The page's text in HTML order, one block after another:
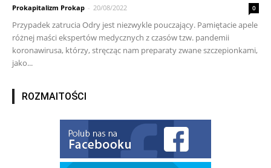
Prokapitalizm Prokap - 20/08/2022 0
Przypadek zatrucia Odry jest niezwykle pouczający. Pamiętacie apele
różnej maści ekspertów medycznych z czasów tzw. pandemii
koronawirusa, którzy, stręcząc nam preparaty zwane szczepionkami,
jako...
ROZMAITOŚCI